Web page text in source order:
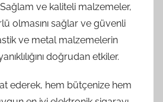
ve kaliteli malzemeler,
olmasını sağlar ve güvenli
ve metal malzemelerin
doğrudan etkiler.
ederek, hem bütçenize hem